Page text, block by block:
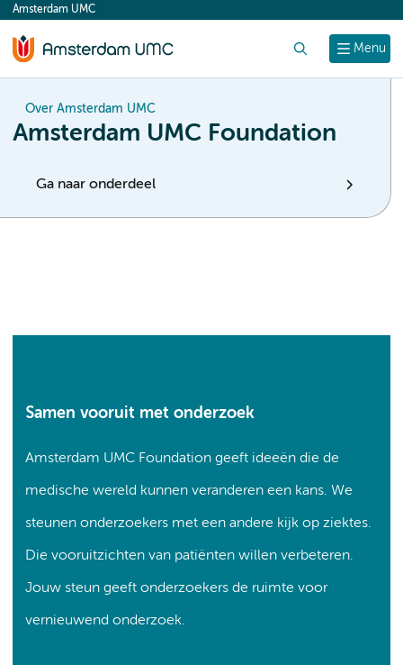
content
Menu
Amsterdam UMC
Over Amsterdam UMC
Amsterdam UMC Foundation
Ga naar onderdeel
Samen vooruit met onderzoek
Amsterdam UMC Foundation geeft ideeën die de
medische wereld kunnen veranderen een kans. We
steunen onderzoekers met een andere kijk op ziektes.
Die vooruitzichten van patiënten willen verbeteren.
Jouw steun geeft onderzoekers de ruimte voor
vernieuwend onderzoek.